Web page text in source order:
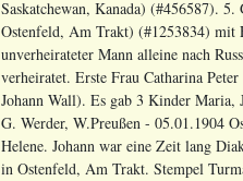
Saskatchewan, Kanada) (#456587).
Ostenfeld, Am Trakt) (#1253834) mit
unverheirateter Mann alleine nach
verheiratet. Erste Frau Catharina
Johann Wall). Es gab 3 Kinder Maria,
G. Werder, W.Preußen - 05.01.1904
Helene. Johann war eine Zeit lang
in Ostenfeld, Am Trakt. Stempel